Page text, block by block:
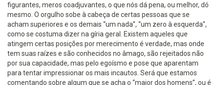
figurantes, meros coadjuvantes, o que nós dá pena, ou melhor, dó
mesmo. O orgulho sobe à cabeça de certas pessoas que se
acham superiores e os demais “um nada”, “um zero à esquerda”,
como se costuma dizer na gíria geral. Existem aqueles que
atingem certas posições por merecimento é verdade, mas onde
tem suas raízes e são conhecidos no âmago, são rejeitados não
por sua capacidade, mas pelo egoísmo e pose que aparentam
para tentar impressionar os mais incautos. Será que estamos
comentando sobre algum que se acha o “maior dos homens”, ou é